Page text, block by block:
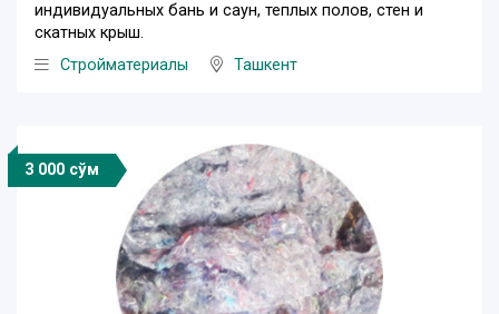
индивидуальных бань и саун, теплых полов, стен и
скатных крыш.
Стройматериалы
Ташкент
3 000 сўм